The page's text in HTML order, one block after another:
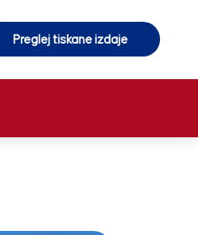
Preglej tiskane izdaje